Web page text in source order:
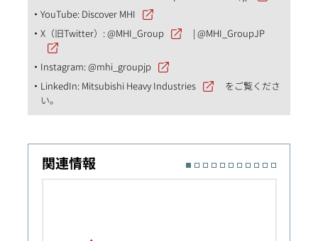
YouTube: Discover MHI
X（旧Twitter）:@MHI_Group |@MHI_GroupJP
Instagram:@mhi_groupjp
LinkedIn: Mitsubishi Heavy Industries
をご覧くださ
い。
関連情報